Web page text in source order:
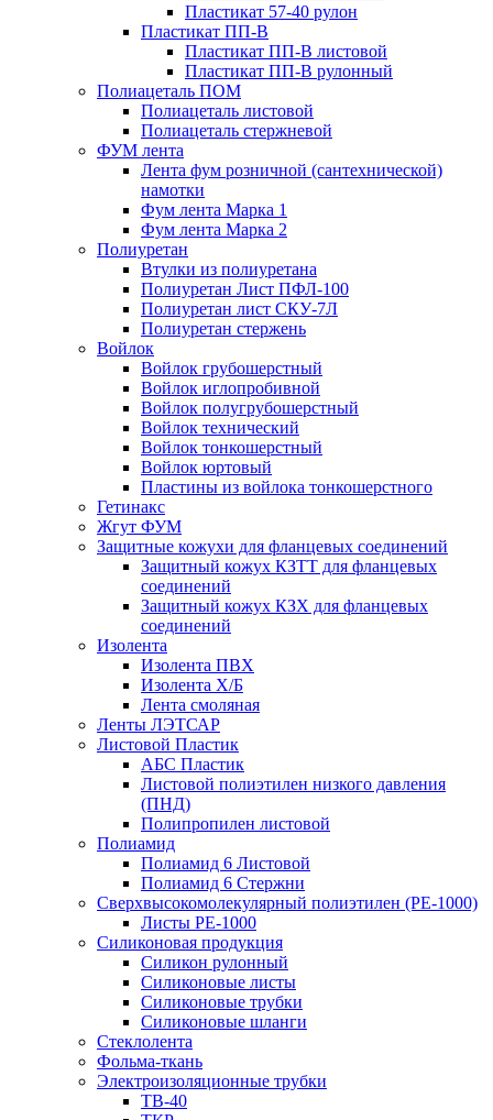
Пластикат 57-40 рулон
Пластикат ПП-В
Пластикат ПП-В листовой
Пластикат ПП-В рулонный
Полиацеталь ПОМ
Полиацеталь листовой
Полиацеталь стержневой
ФУМ лента
Лента фум розничной (сантехнической)
намотки
Фум лента Марка 1
Фум лента Марка 2
Полиуретан
Втулки из полиуретана
Полиуретан Лист ПФЛ-100
Полиуретан лист СКУ-7Л
Полиуретан стержень
Войлок
Войлок грубошерстный
Войлок иглопробивной
Войлок полугрубошерстный
Войлок технический
Войлок тонкошерстный
Войлок юртовый
Пластины из войлока тонкошерстного
Гетинакс
Жгут ФУМ
Защитные кожухи для фланцевых соединений
Защитный кожух КЗТТ для фланцевых
соединений
Защитный кожух КЗХ для фланцевых
соединений
Изолента
Изолента ПВХ
Изолента Х/Б
Лента смоляная
Ленты ЛЭТСАР
Листовой Пластик
АБС Пластик
Листовой полиэтилен низкого давления
(ПНД)
Полипропилен листовой
Полиамид
Полиамид 6 Листовой
Полиамид 6 Стержни
Сверхвысокомолекулярный полиэтилен (PE-1000)
Листы РЕ-1000
Силиконовая продукция
Силикон рулонный
Силиконовые листы
Силиконовые трубки
Силиконовые шланги
Стеклолента
Фольма-ткань
Электроизоляционные трубки
ТВ-40